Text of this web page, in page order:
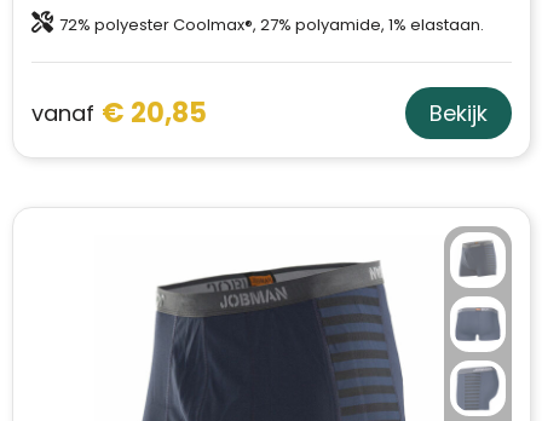
72% polyester Coolmax®, 27% polyamide, 1% elastaan.
vanaf € 20,85 Bekijk